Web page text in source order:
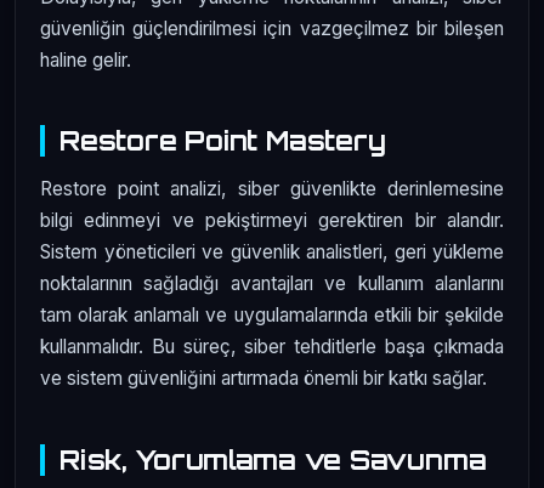
güvenliğin güçlendirilmesi için vazgeçilmez bir bileşen
haline gelir.
Restore Point Mastery
Restore point analizi, siber güvenlikte derinlemesine
bilgi edinmeyi ve pekiştirmeyi gerektiren bir alandır.
Sistem yöneticileri ve güvenlik analistleri, geri yükleme
noktalarının sağladığı avantajları ve kullanım alanlarını
tam olarak anlamalı ve uygulamalarında etkili bir şekilde
kullanmalıdır. Bu süreç, siber tehditlerle başa çıkmada
ve sistem güvenliğini artırmada önemli bir katkı sağlar.
Risk, Yorumlama ve Savunma